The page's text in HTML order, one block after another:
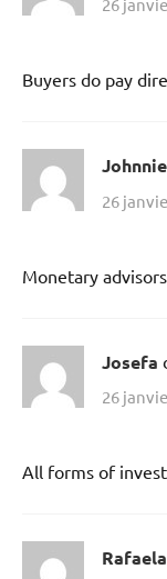
Buyers do pay
Johnnie
26
Monetary
Josefa
26
All forms of
Rafaela